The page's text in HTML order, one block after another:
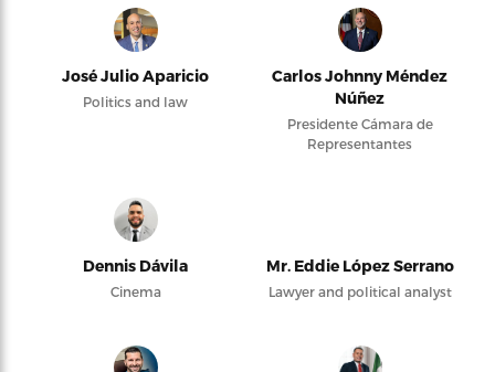
José Julio Aparicio
Politics and law
Carlos Johnny Méndez
Núñez
Presidente Cámara de
Representantes
Dennis Dávila
Cinema
Mr. Eddie López Serrano
Lawyer and political analyst